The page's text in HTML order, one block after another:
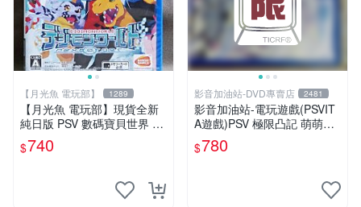
【月光魚 電玩部】 1289
【月光魚 電玩部】現貨全新
純日版 PSV 數碼寶貝世界 ne
xt 0rder 日版日文
$740
影音加油站-DVD專賣店 2481
影音加油站-電玩遊戲(PSVIT
A遊戲)PSV 極限凸記 萌萌編
年史 /日文亞版
$780